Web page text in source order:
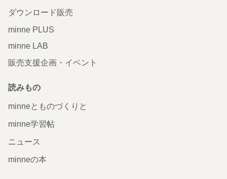
ダウンロード販売
minne PLUS
minne LAB
販売支援企画・イベント
読みもの
minneとものづくりと
minne学習帖
ニュース
minneの本